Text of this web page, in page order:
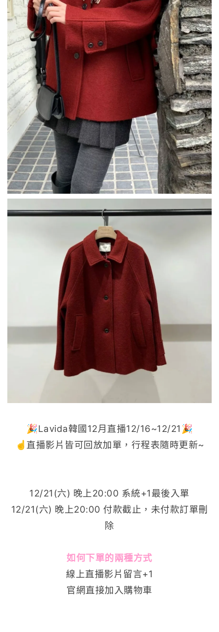
🎉Lavida韓國12月直播12/16~12/21🎉
☝️直播影片皆可回放加單，行程表隨時更新~
12/21(六) 晚上20:00 系統+1最後入單
12/21(六) 晚上20:00 付款截止，未付款訂單刪
除
如何下單的兩種方式
線上直播影片留言+1
官網直接加入購物車